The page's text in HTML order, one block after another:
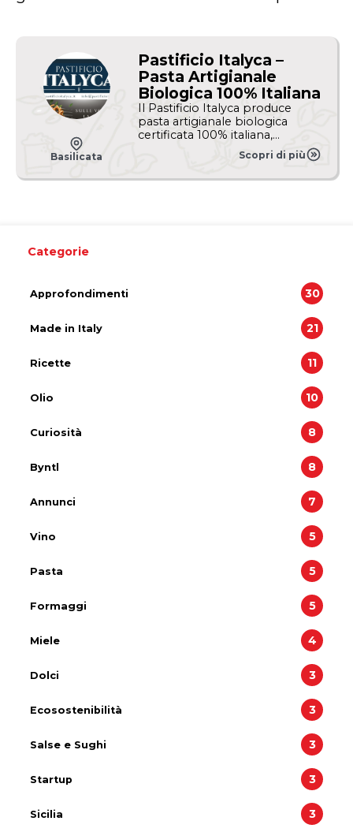
Basilicata
Pastificio Italyca –
Pasta Artigianale
Biologica 100% Italiana
Il Pastificio Italyca produce
pasta artigianale biologica
certificata 100% italiana,
realizzata con grano
selezionato coltivato e lavorato
interamente in Italia. La
paccheri, calamarata, cavatelli,
completare la selezione anche
qualità. Una proposta pensata
l’autenticità della pasta italiana
Scopri di più
Categorie
Approfondimenti 30
Made in Italy 21
Ricette 11
Olio 10
Curiosità 8
Byntl 8
Annunci 7
Vino 5
Pasta 5
Formaggi 5
Miele 4
Dolci 3
Ecosostenibilità 3
Salse e Sughi 3
Startup 3
Sicilia 3